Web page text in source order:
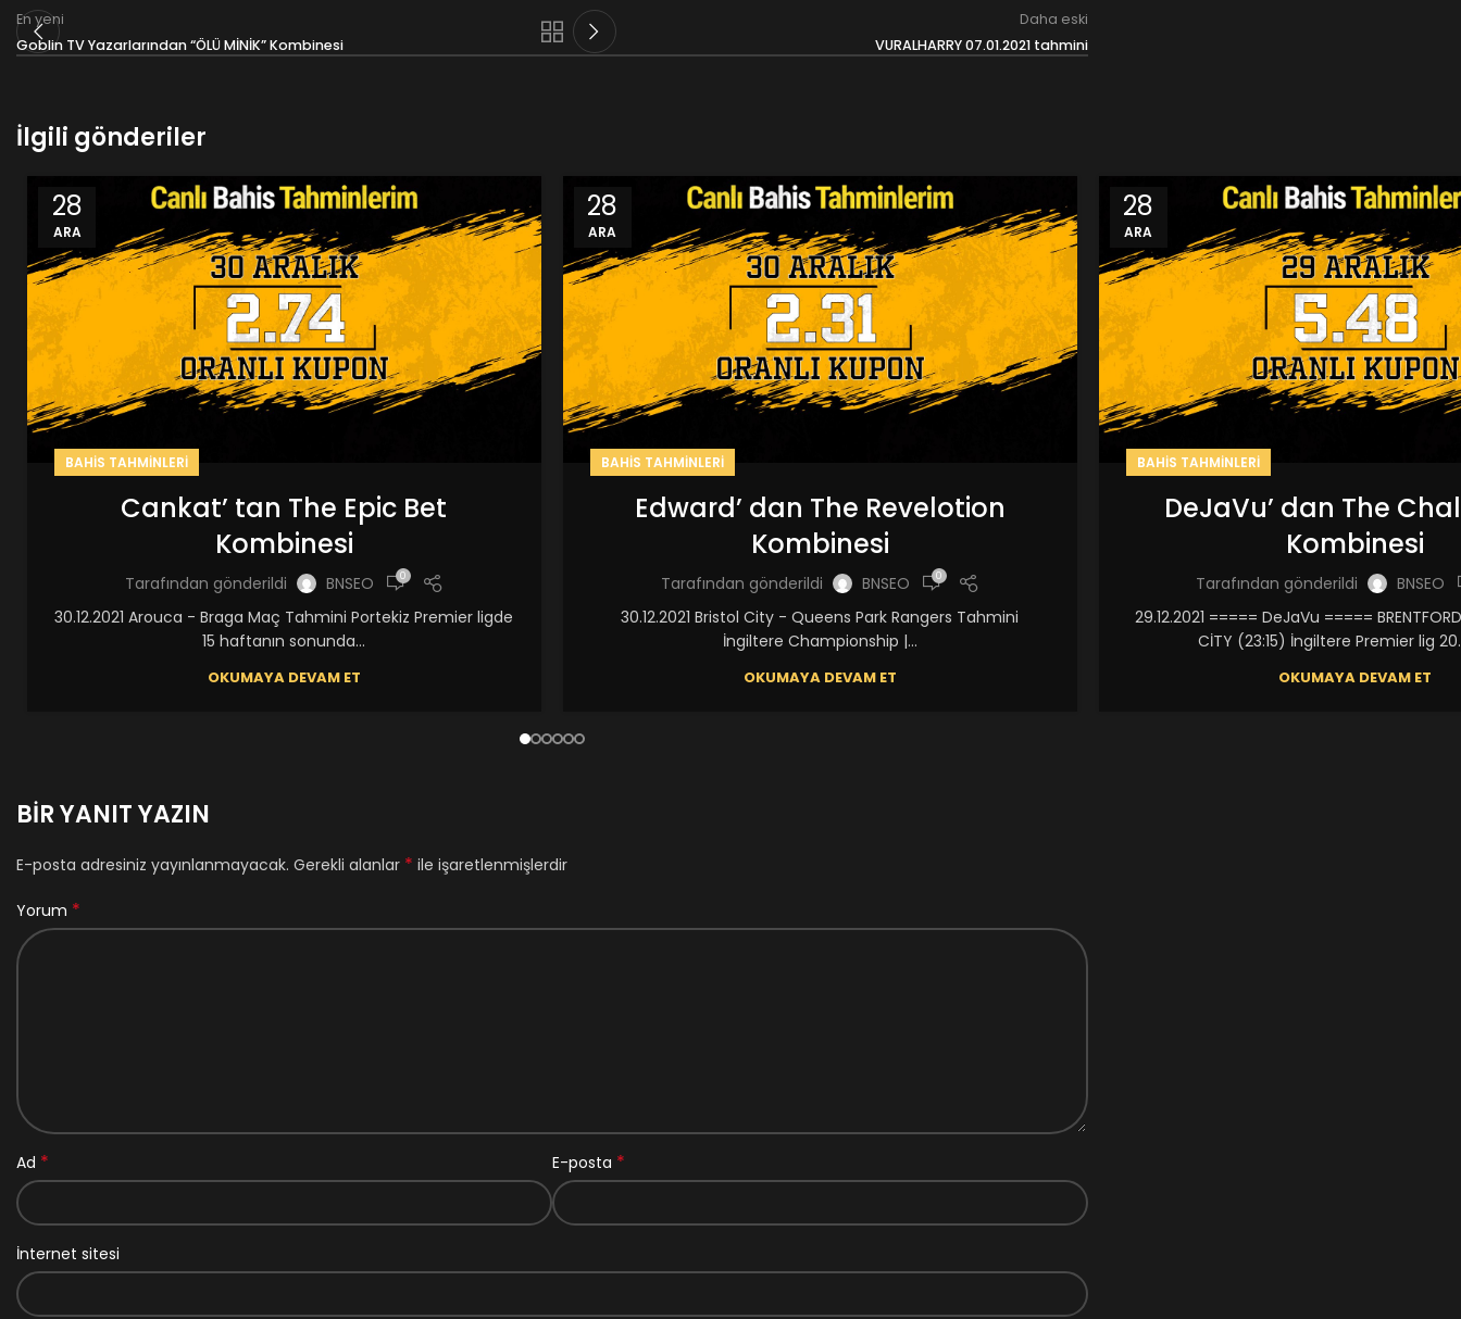
En yeni
Goblin TV Yazarlarından “ÖLÜ MİNİK” Kombinesi
Daha eski
VURALHARRY 07.01.2021 tahmini
İlgili gönderiler
28
ARA
BAHIS TAHMINLERI
Cankat’ tan The Epic Bet
Kombinesi
Tarafından gönderildi BNSEO 0
30.12.2021 Arouca - Braga Maç Tahmini Portekiz Premier ligde
15 haftanın sonunda...
OKUMAYA DEVAM ET
28
ARA
BAHIS TAHMINLERI
Edward’ dan The Revelotion
Kombinesi
Tarafından gönderildi BNSEO 0
30.12.2021 Bristol City - Queens Park Rangers Tahmini
İngiltere Championship |...
OKUMAYA DEVAM ET
28
ARA
BAHIS TAHMINLERI
DeJaVu’ dan The
Kombinesi
Tarafından gönderildi
BNSEO
29.12.2021 ===== DeJaVu =====
CİTY (23:15) İngiltere Premier lig
OKUMAYA DEVAM ET
BIR YANIT YAZIN
E-posta adresiniz yayınlanmayacak. Gerekli alanlar * ile işaretlenmişlerdir
Yorum *
Ad * E-posta *
İnternet sitesi